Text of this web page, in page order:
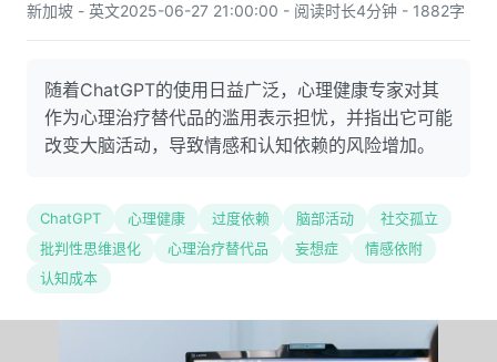
新加坡 - 英文2025-06-27 21:00:00 - 阅读时长4分钟 - 1882字
随着ChatGPT的使用日益广泛，心理健康专家对其
作为心理治疗替代品的滥用表示担忧，并指出它可能
改变大脑活动，导致情感和认知依赖的风险增加。
ChatGPT 心理健康 过度依赖 脑部活动
社交孤立
批判性思维退化
心理治疗替代品 妄想症
情感依附
认知成本